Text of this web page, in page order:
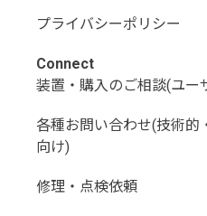
プライバシーポリシー
Connect
装置・購入のご相談(ユー
各種お問い合わせ(技術的
向け)
修理・点検依頼